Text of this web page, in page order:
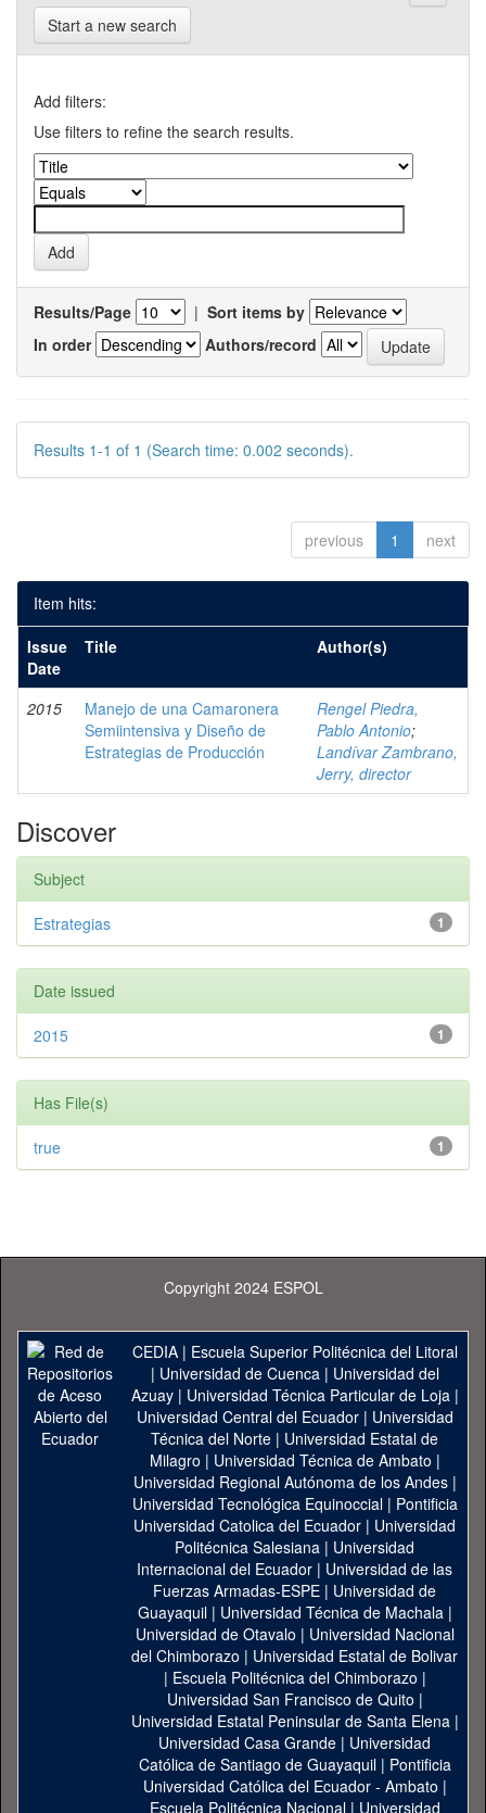
Start a new search
Add filters:
Use filters to refine the search results.
Results/Page | Sort items by
In order
Authors/record
Results 1-1 of 1 (Search time: 0.002 seconds).
previous 1 next
Item hits:
Issue
Date
Title Author(s)
2015
Manejo de una Camaronera
Semiintensiva y Diseño de
Estrategias de Producción
Rengel Piedra,
Pablo Antonio;
Landívar Zambrano,
Jerry, director
Discover
Subject
1
Estrategias
Date issued
1
2015
Has File(s)
1
true
Copyright 2024 ESPOL
CEDIA| Escuela Superior Politécnica del Litoral
| Universidad de Cuenca| Universidad del
Azuay| Universidad Técnica Particular de Loja|
Universidad Central del Ecuador| Universidad
Técnica del Norte | Universidad Estatal de
Milagro | Universidad Técnica de Ambato |
Universidad Regional Autónoma de los Andes|
Universidad Tecnológica Equinoccial| Pontificia
Universidad Catolica del Ecuador | Universidad
Politécnica Salesiana | Universidad
Internacional del Ecuador | Universidad de las
Fuerzas Armadas-ESPE | Universidad de
Guayaquil| Universidad Técnica de Machala|
Universidad de Otavalo | Universidad Nacional
del Chimborazo | Universidad Estatal de Bolivar
| Escuela Politécnica del Chimborazo |
Universidad San Francisco de Quito |
Universidad Estatal Peninsular de Santa Elena|
Universidad Casa Grande | Universidad
Católica de Santiago de Guayaquil| Pontificia
Universidad Católica del Ecuador - Ambato |
Escuela Politécnica Nacional| Universidad